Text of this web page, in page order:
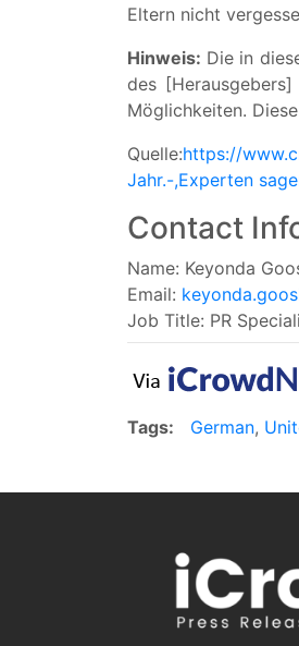
Eltern nicht
Hinweis: Die in
des
Möglichkeiten.
Quelle:https://
Jahr.-,Experten
Contact
Name: Keyonda
Email:
Job Title: PR
Tags:
German,